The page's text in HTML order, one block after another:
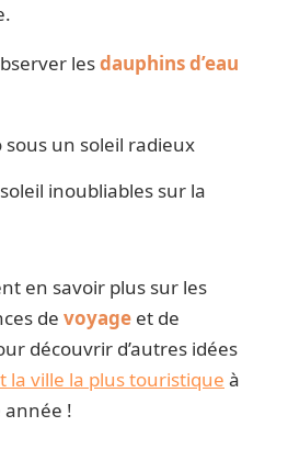
lesdauphins d’eau
sous un soleil radieux
inoubliables sur la
en savoir plus sur les
de voyage et de
découvrir d’autres idées
la ville la plus touristique à
année !